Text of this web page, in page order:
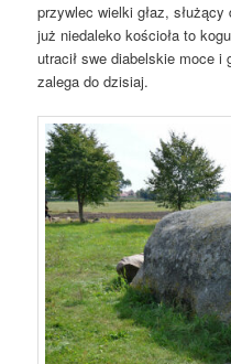
przywlec wielki głaz,
już niedaleko kościoła to
utracił swe diabelskie moce i
zalega do dzisiaj.